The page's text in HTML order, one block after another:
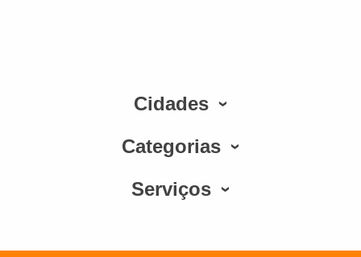
Cidades
Categorias
Serviços